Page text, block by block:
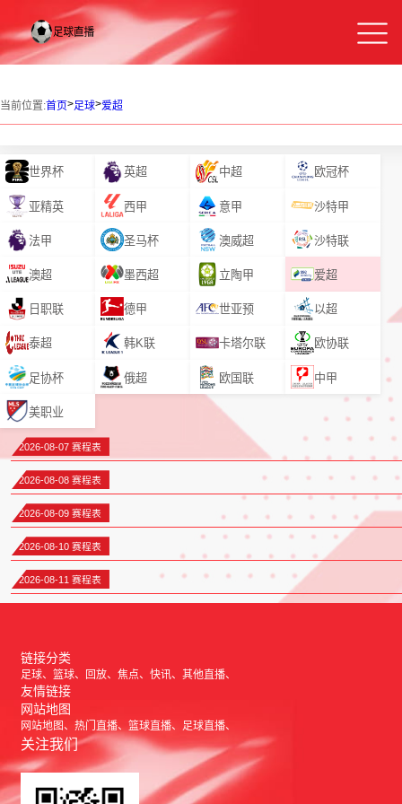
当前位置:首页>足球>爱超
世界杯 英超 中超 欧冠杯
亚精英 西甲 意甲 沙特甲
法甲 圣马杯 澳威超 沙特联
澳超 墨西超 立陶甲 爱超
日职联 德甲 世亚预 以超
泰超 韩K联 卡塔尔联 欧协联
足协杯 俄超 欧国联 中甲
美职业
2026-08-07 赛程表
2026-08-08 赛程表
2026-08-09 赛程表
2026-08-10 赛程表
2026-08-11 赛程表
链接分类
足球 篮球 回放 焦点 快讯 其他直播
友情链接
网站地图
网站地图 热门直播 篮球直播 足球直播
关注我们